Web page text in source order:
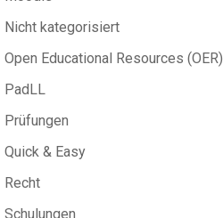
Nicht kategorisiert
Open Educational Resources (OER)
PadLL
Prüfungen
Quick & Easy
Recht
Schulungen